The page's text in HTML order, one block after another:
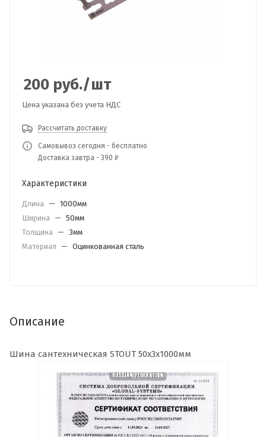
200 руб./шт
Цена указана без учета НДС
Рассчитать доставку
Самовывоз сегодня - бесплатно
Доставка завтра - 390 ₽
Характеристики
Длина — 1000мм
Ширина — 50мм
Толщина — 3мм
Материал
— Оцинкованная сталь
Описание
Шина сантехническая STOUT 50x3x1000мм